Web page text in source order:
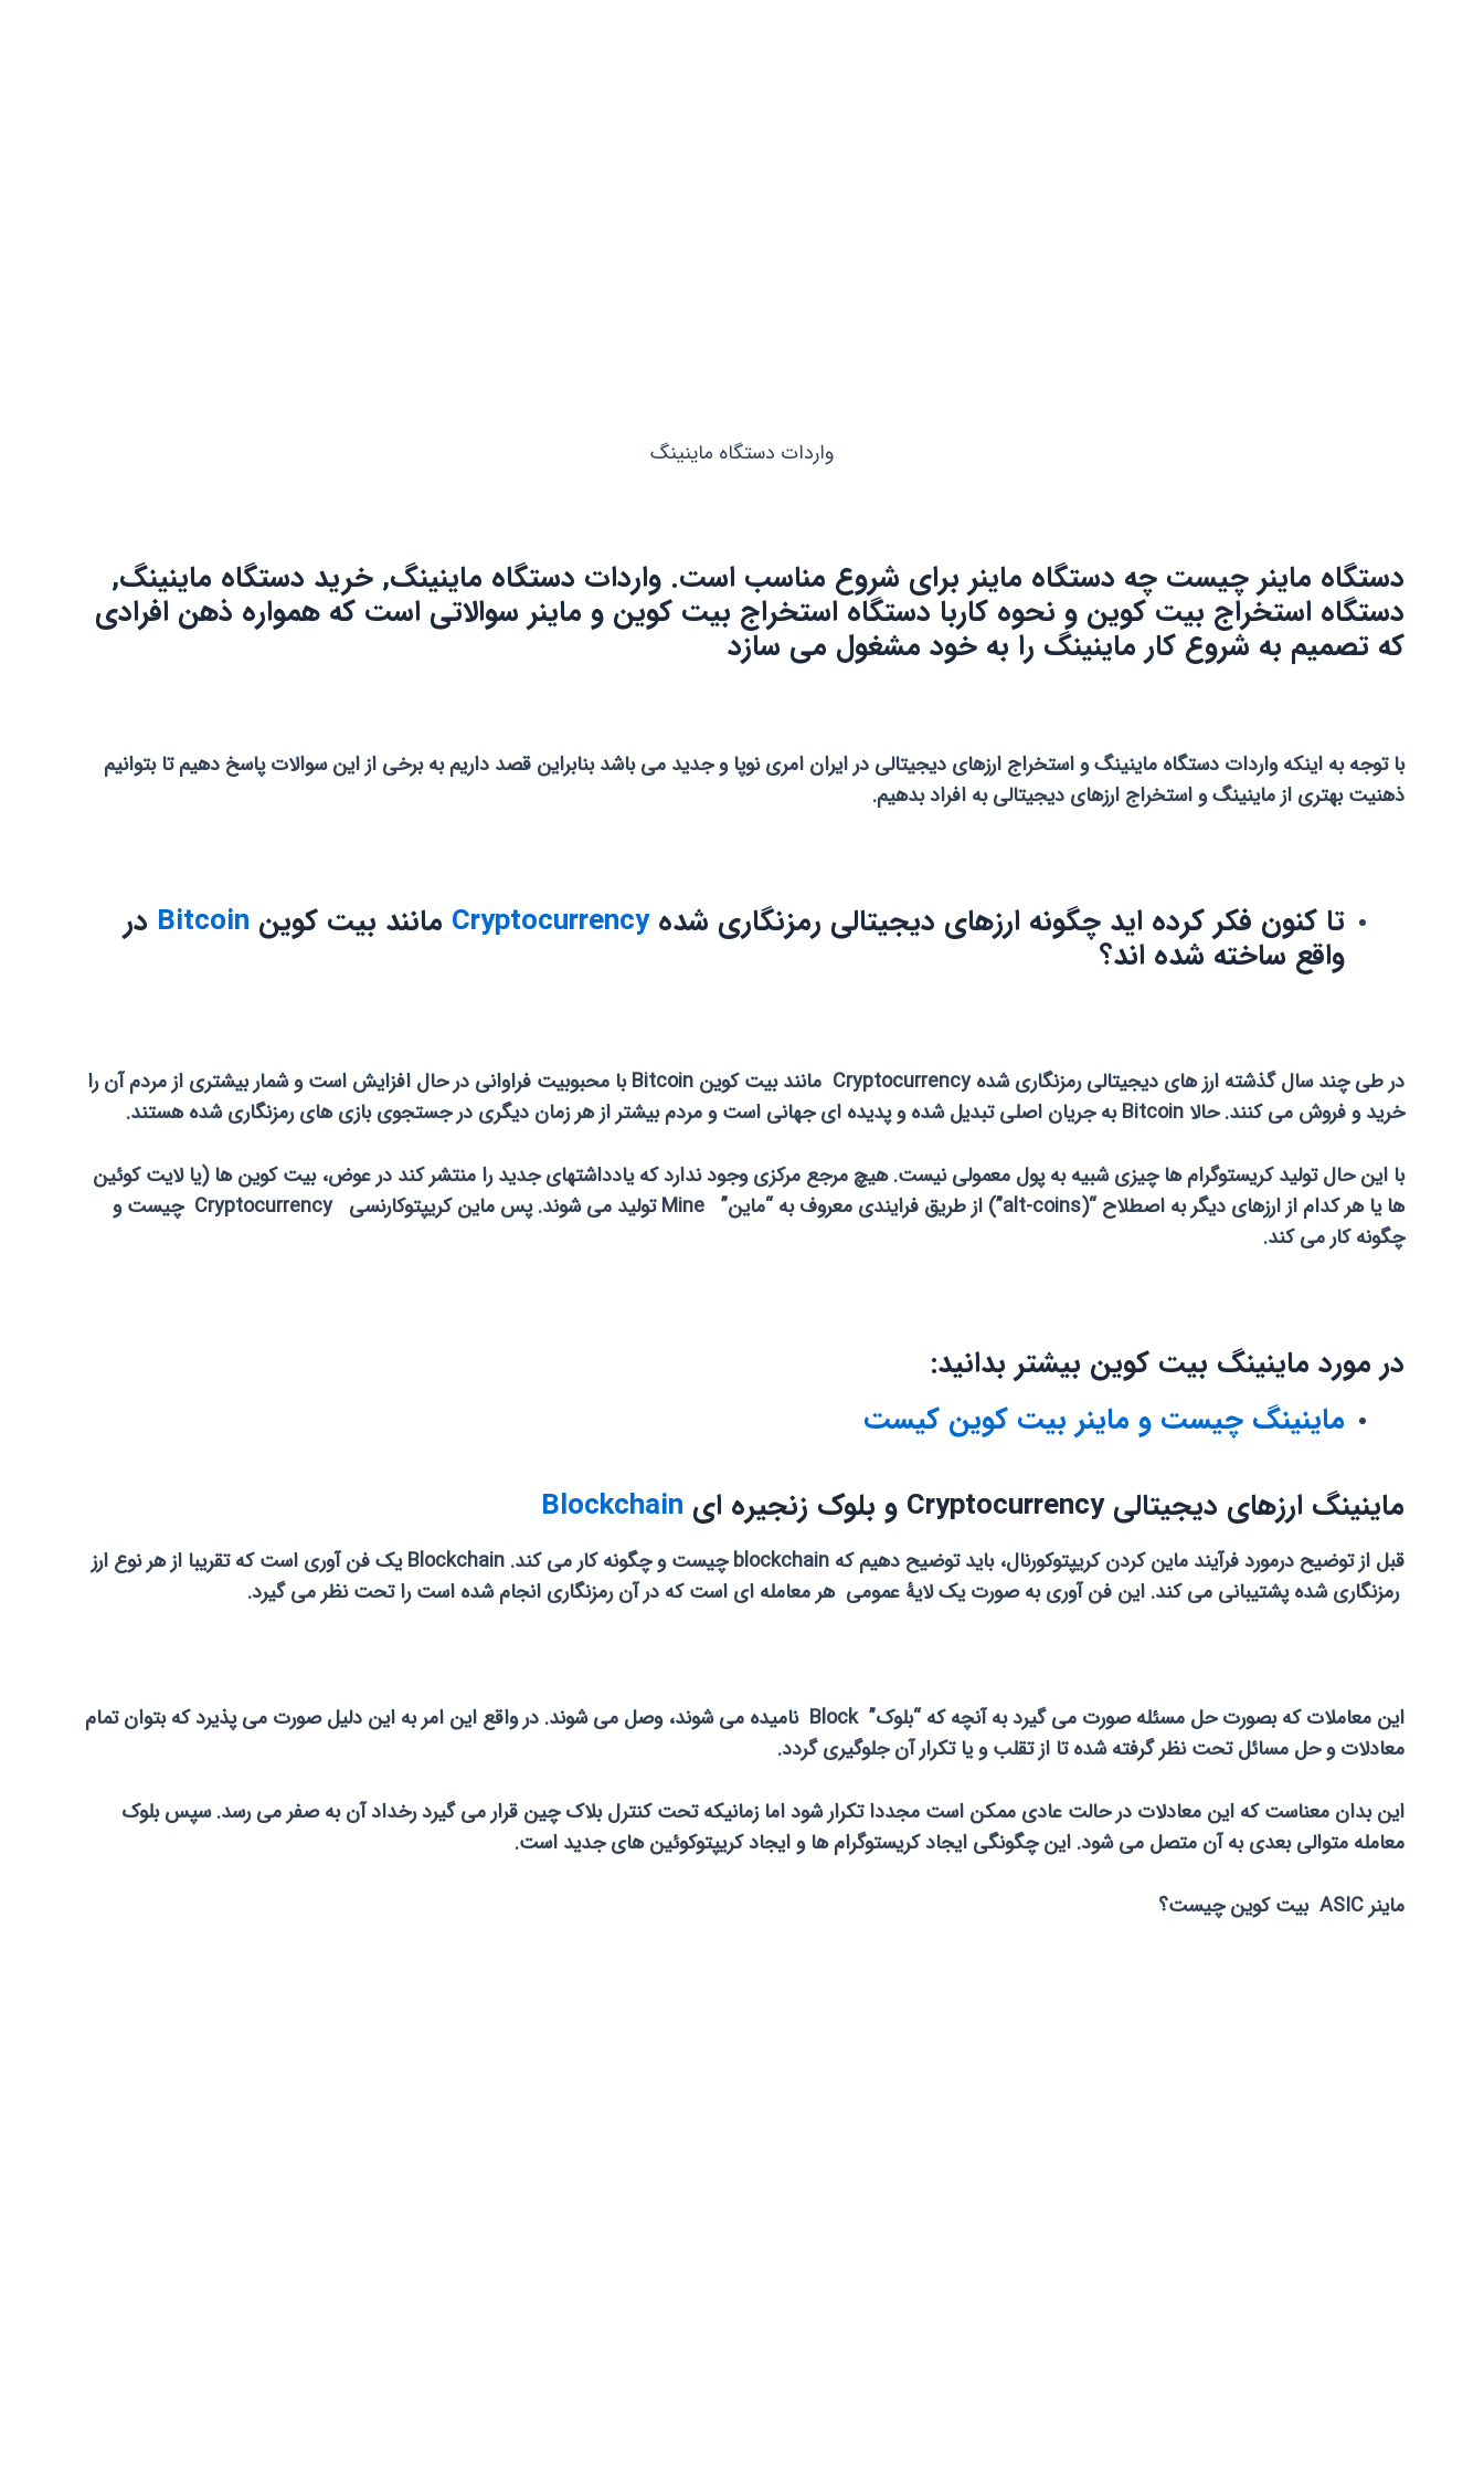
واردات دستگاه ماینینگ
دستگاه ماینر چیست چه دستگاه ماینر برای شروع مناسب است. واردات دستگاه ماینینگ, خرید دستگاه ماینینگ,
دستگاه استخراج بیت کوین و نحوه کاربا دستگاه استخراج بیت کوین و ماینر سوالاتی است که همواره ذهن افرادی
که تصمیم به شروع کار ماینینگ را به خود مشغول می سازد
با توجه به اینکه واردات دستگاه ماینینگ و استخراج ارزهای دیجیتالی در ایران امری نوپا و جدید می باشد بنابراین قصد داریم به برخی از این سوالات پاسخ دهیم تا بتوانیم
ذهنیت بهتری از ماینینگ و استخراج ارزهای دیجیتالی به افراد بدهیم.
تا کنون فکر کرده اید چگونه ارزهای دیجیتالی رمزنگاری شدهCryptocurrency مانند بیت کوین ‌ Bitcoin در
واقع ساخته شده اند؟
در طی چند سال گذشته ارز های دیجیتالی رمزنگاری شده Cryptocurrency مانند بیت کوین Bitcoin با محبوبیت فراوانی در حال افزایش است و شمار بیشتری از مردم آن را
خرید و فروش می کنند. حالا Bitcoin به جریان اصلی تبدیل شده و پدیده ای جهانی است و مردم بیشتر از هر زمان دیگری در جستجوی بازی های رمزنگاری شده هستند.
با این حال تولید کریستوگرام ها چیزی شبیه به پول معمولی نیست.هیچ مرجع مرکزی وجود ندارد که یادداشتهای جدید را منتشر کند در عوض، بیت کوین ها (یا لایت کوئین
ها یا هر کدام از ارزهای دیگر به اصطلاح “(alt-coins”) از طریق فرایندی معروف به “ماین” Mine تولید می شوند. پس ماین کریپتوکارنسی Cryptocurrency چیست و
چگونه کار می کند.
در مورد ماینینگ بیت کوین بیشتر بدانید:
ماینینگ چیست و ماینر بیت کوین کیست
ماینینگ ارزهای دیجیتالی Cryptocurrency و بلوک زنجیره ای
Blockchain
قبل از توضیح درمورد فرآیند ماین کردن کریپتوکورنال، باید توضیح دهیم که blockchain چیست و چگونه کار می کند. Blockchain یک فن آوری است که تقریبا از هر نوع ارز
رمزنگاری شده پشتیبانی می کند. این فن آوری به صورت یک لایۀ عمومی هر معامله ای است که در آن رمزنگاری انجام شده است را تحت نظر می گیرد.
این معاملات که بصورت حل مسئله صورت می گیرد به آنچه که “بلوک” Block نامیده می شوند، وصل می شوند. در واقع این امر به این دلیل صورت می پذیرد که بتوان تمام
معادلات و حل مسائل تحت نظر گرفته شده تا از تقلب و یا تکرار آن جلوگیری گردد.
این بدان معناست که این معادلات در حالت عادی ممکن است مجددا تکرار شود اما زمانیکه تحت کنترل بلاک چین قرار می گیرد رخداد آن به صفر می رسد. سپس بلوک
معامله متوالی بعدی به آن متصل می شود. این چگونگی ایجاد کریستوگرام ها و ایجاد کریپتوکوئین های جدید است.
ماینر ASIC بیت کوین چیست؟